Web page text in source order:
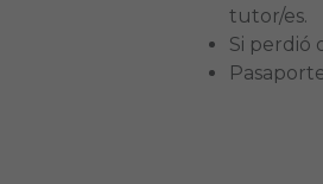
tutor/es.
Si perdió